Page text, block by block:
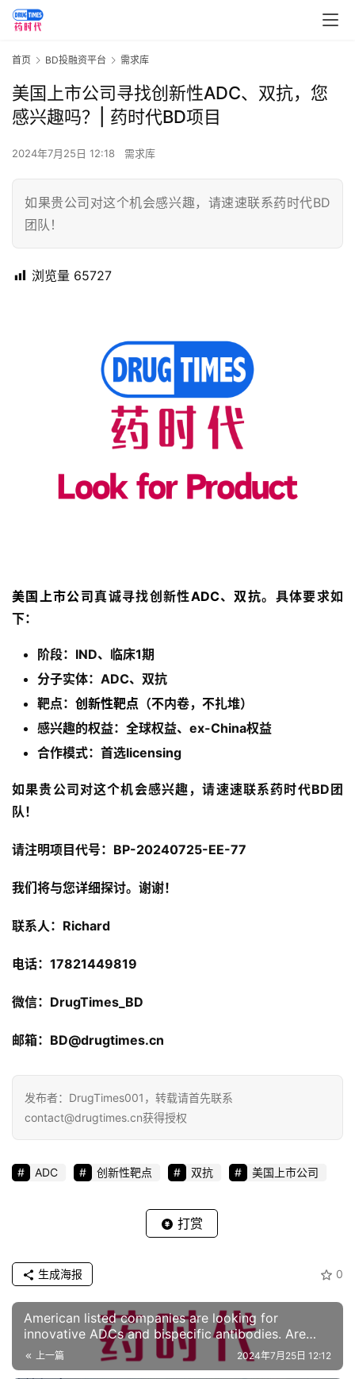
首
资
讯
视
频
区
精
活
B
投
资
平
时
A
g
登录
首页 BD投融资平台 需求库
美国上市公司寻找创新性ADC、双抗，您
感兴趣吗？| 药时代BD项目
2024年7月25日 12:18 需求库
如果贵公司对这个机会感兴趣，请速速联系药时代BD
团队！
浏览量 65727
美国上市公司真诚寻找创新性ADC、双抗。具体要求如
下：
阶段：IND、临床1期
分子实体：ADC、双抗
靶点： 创新性靶点 （不内卷，不扎堆）
感兴趣的权益：全球权益、ex-China权益
合作模式：首选licensing
如果贵公司对这个机会感兴趣，请速速联系药时代BD团
队！
请注明项目代号： BP-20240725-EE-77
我们将与您详细探讨。谢谢！
联系人：Richard
电话：17821449819
微信：DrugTimes_BD
邮箱： BD@drugtimes.cn
发布者：DrugTimes001，转载请首先联系
contact@drugtimes.cn获得授权
ADC 创新性靶点 双抗 美国上市公司
打赏
0
生成海报
American listed companies are looking for
innovative ADCs and bispecific antibodies. Are
you interested in this opportunity? | DrugTimes BD
上一篇 2024年7月25日 12:12